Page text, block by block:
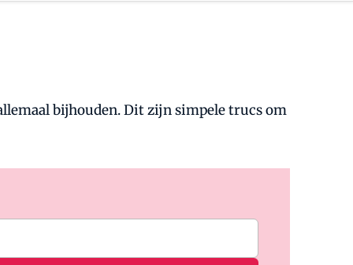
bijhouden. Dit zijn simpele trucs om